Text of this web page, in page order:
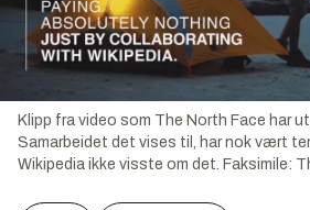
Klipp fra video som The North Face har
Samarbeidet det vises til, har nok vært
Wikipedia ikke visste om det. Faksimile: